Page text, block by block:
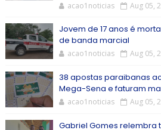
acao1noticias Aug 05,
Jovem de 17 anos é
de banda marcial
acao1noticias Aug 05,
38 apostas paraibanas
Mega-Sena e faturam
acao1noticias Aug 05,
Gabriel Gomes